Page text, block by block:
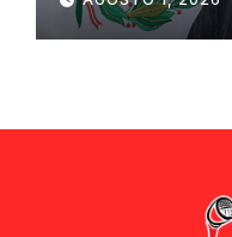
de Ollanta